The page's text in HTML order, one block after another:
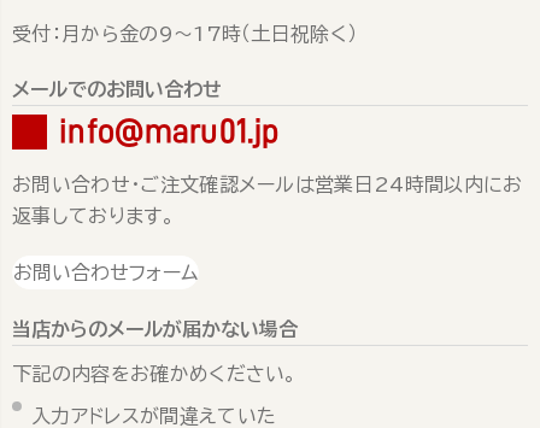
受付：月から金の9～17時（土日祝除く）
メールでのお問い合わせ
info@maru01.jp
お問い合わせ・ご注文確認メールは営業日24時間以内にお
返事しております。
お問い合わせフォーム
当店からのメールが届かない場合
下記の内容をお確かめください。
入力アドレスが間違えていた